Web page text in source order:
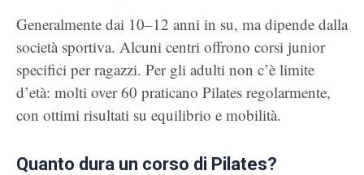
Generalmente dai 10–12 anni in su, ma dipende dalla
società sportiva. Alcuni centri offrono corsi junior
specifici per ragazzi. Per gli adulti non c’è limite
d’età: molti over 60 praticano Pilates regolarmente,
con ottimi risultati su equilibrio e mobilità.
Quanto dura un corso di Pilates?